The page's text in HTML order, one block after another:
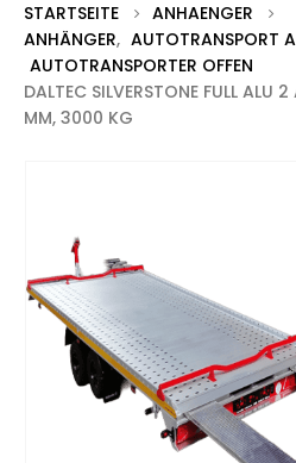
STARTSEITE
ANHAENGER
ANHÄNGER, AUTOTRANSPORT
AUTOTRANSPORTER OFFEN
DALTEC SILVERSTONE FULL
MM, 3000 KG